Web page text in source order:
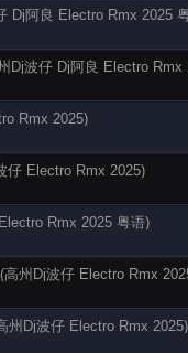
Dj阿良 Electro Rmx 2025
Dj波仔 Dj阿良 Electro Rmx
Rmx 2025)
仔 Electro Rmx 2025)
Rmx 2025 粤语)
州Dj波仔 Electro Rmx
州Dj波仔 Electro Rmx 2025)